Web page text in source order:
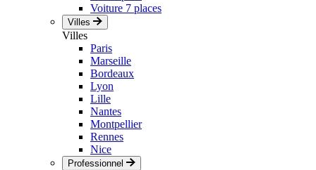
Voiture 7 places
Villes
Villes
Paris
Marseille
Bordeaux
Lyon
Lille
Nantes
Montpellier
Rennes
Nice
Professionnel